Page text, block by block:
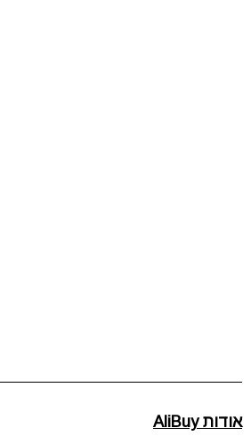
אודות AliBuy